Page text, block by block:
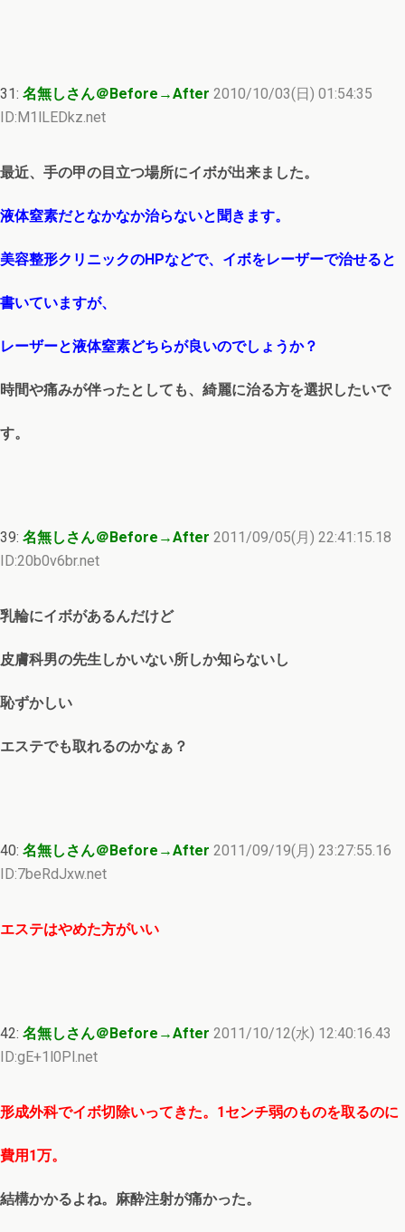
31: 名無しさん＠Before→After 2010/10/03(日) 01:54:35
ID:M1lLEDkz.net
最近、手の甲の目立つ場所にイボが出来ました。
液体窒素だとなかなか治らないと聞きます。
美容整形クリニックのHPなどで、イボをレーザーで治せると
書いていますが、
レーザーと液体窒素どちらが良いのでしょうか？
時間や痛みが伴ったとしても、綺麗に治る方を選択したいで
す。
39: 名無しさん＠Before→After 2011/09/05(月) 22:41:15.18
ID:20b0v6br.net
乳輪にイボがあるんだけど
皮膚科男の先生しかいない所しか知らないし
恥ずかしい
エステでも取れるのかなぁ？
40: 名無しさん＠Before→After 2011/09/19(月) 23:27:55.16
ID:7beRdJxw.net
エステはやめた方がいい
42: 名無しさん＠Before→After 2011/10/12(水) 12:40:16.43
ID:gE+1l0Pl.net
形成外科でイボ切除いってきた。1センチ弱のものを取るのに
費用1万。
結構かかるよね。麻酔注射が痛かった。